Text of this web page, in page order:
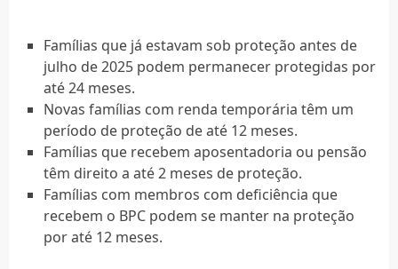
Famílias que já estavam sob proteção antes de
julho de 2025 podem permanecer protegidas por
até 24 meses.
Novas famílias com renda temporária têm um
período de proteção de até 12 meses.
Famílias que recebem aposentadoria ou pensão
têm direito a até 2 meses de proteção.
Famílias com membros com deficiência que
recebem o BPC podem se manter na proteção
por até 12 meses.